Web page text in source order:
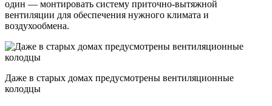
один — монтировать систему приточно-вытяжной
вентиляции для обеспечения нужного климата и
воздухообмена.
Даже в старых домах предусмотрены вентиляционные
колодцы